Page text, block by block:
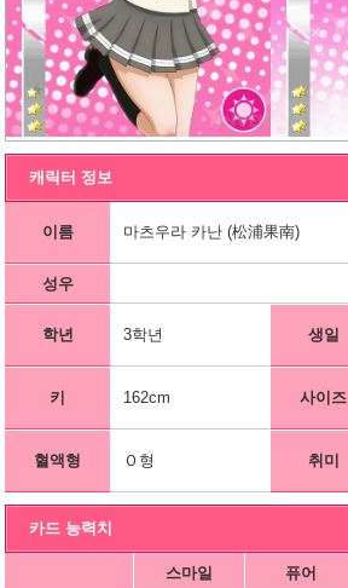
캐릭터 정보
이름 마츠우라 카난 (松浦果南)
성우
학년 3학년 생일
키 162cm 사이즈
혈액형 Ｏ형 취미
카드 능력치
스마일 퓨어